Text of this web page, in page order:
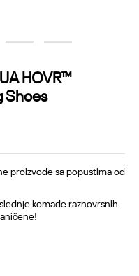
4 5
HOVR™
Shoes
proizvode sa popustima od
komade raznovrsnih